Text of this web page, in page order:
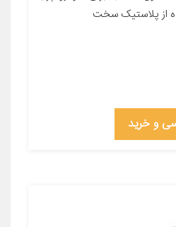
از پلاستیک سخت
و خرید